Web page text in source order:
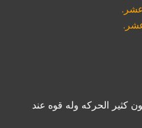
في الاسد في ١١ ان يكون كثير الحركه وله قوه عند